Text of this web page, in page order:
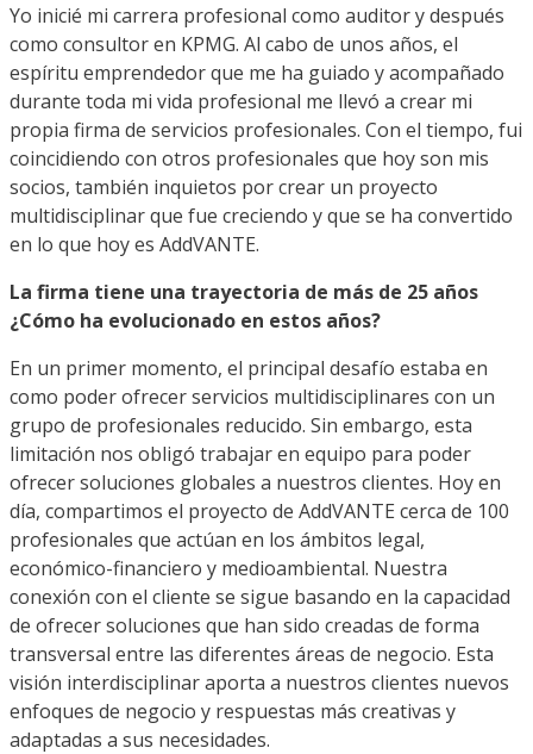
Yo inicié mi carrera profesional como auditor y después
como consultor en KPMG. Al cabo de unos años, el
espíritu emprendedor que me ha guiado y acompañado
durante toda mi vida profesional me llevó a crear mi
propia firma de servicios profesionales. Con el tiempo, fui
coincidiendo con otros profesionales que hoy son mis
socios, también inquietos por crear un proyecto
multidisciplinar que fue creciendo y que se ha convertido
en lo que hoy es AddVANTE.
La firma tiene una trayectoria de más de 25 años
¿Cómo ha evolucionado en estos años?
En un primer momento, el principal desafío estaba en
como poder ofrecer servicios multidisciplinares con un
grupo de profesionales reducido. Sin embargo, esta
limitación nos obligó trabajar en equipo para poder
ofrecer soluciones globales a nuestros clientes. Hoy en
día, compartimos el proyecto de AddVANTE cerca de 100
profesionales que actúan en los ámbitos legal,
económico-financiero y medioambiental. Nuestra
conexión con el cliente se sigue basando en la capacidad
de ofrecer soluciones que han sido creadas de forma
transversal entre las diferentes áreas de negocio. Esta
visión interdisciplinar aporta a nuestros clientes nuevos
enfoques de negocio y respuestas más creativas y
adaptadas a sus necesidades.